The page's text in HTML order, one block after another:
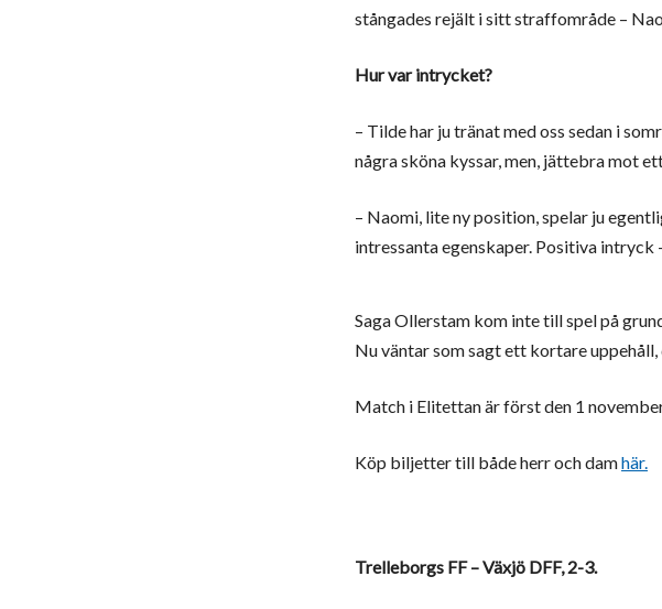
stångades rejält i sitt straffområde –
Hur var intrycket?
– Tilde har ju tränat med oss sedan i
några sköna kyssar, men, jättebra mot
– Naomi, lite ny position, spelar ju
intressanta egenskaper. Positiva intryck
Saga Ollerstam kom inte till spel på
Nu väntar som sagt ett kortare
Match i Elitettan är först den 1
Köp biljetter till både herr och damhär.
Trelleborgs FF – Växjö DFF, 2-3.